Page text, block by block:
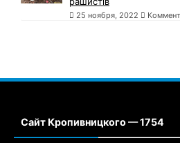
25 ноября, 2022
Сайт Кропивницкого — 1754